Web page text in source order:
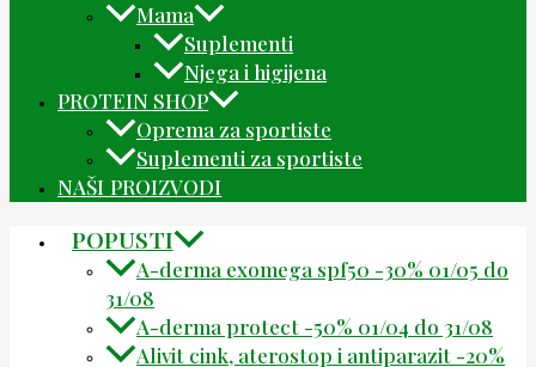
Mama
Suplementi
Njega i higijena
PROTEIN SHOP
Oprema za sportiste
Suplementi za sportiste
NAŠI PROIZVODI
POPUSTI
A-derma exomega spf50 -30% 01/05 do
31/08
A-derma protect -50% 01/04 do 31/08
Alivit cink, aterostop i antiparazit -20%